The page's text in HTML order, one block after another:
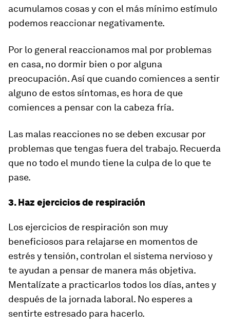
acumulamos cosas y con el más mínimo estímulo
podemos reaccionar negativamente.
Por lo general reaccionamos mal por problemas
en casa, no dormir bien o por alguna
preocupación. Así que cuando comiences a sentir
alguno de estos síntomas, es hora de que
comiences a pensar con la cabeza fría.
Las malas reacciones no se deben excusar por
problemas que tengas fuera del trabajo. Recuerda
que no todo el mundo tiene la culpa de lo que te
pase.
3. Haz ejercicios de respiración
Los ejercicios de respiración son muy
beneficiosos para relajarse en momentos de
estrés y tensión, controlan el sistema nervioso y
te ayudan a pensar de manera más objetiva.
Mentalízate a practicarlos todos los días, antes y
después de la jornada laboral. No esperes a
sentirte estresado para hacerlo.